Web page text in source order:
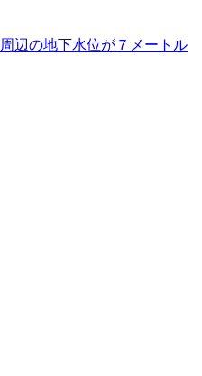
辺の地下水位が７メートル